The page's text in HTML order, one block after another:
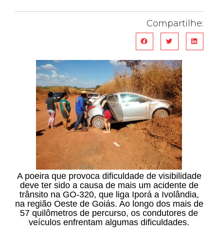
Compartilhe:
A poeira que provoca dificuldade de visibilidade
deve ter sido a causa de mais um acidente de
trânsito na GO-320, que liga Iporá a Ivolândia,
na região Oeste de Goiás. Ao longo dos mais de
57 quilômetros de percurso, os condutores de
veículos enfrentam algumas dificuldades.